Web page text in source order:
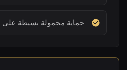
حماية محمولة بسيطة على iOS وAndroid